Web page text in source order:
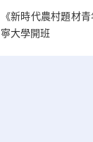
《新時代農村題材
寧大學開班